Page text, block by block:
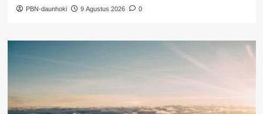
PBN-daunhoki 9 Agustus 2026 0